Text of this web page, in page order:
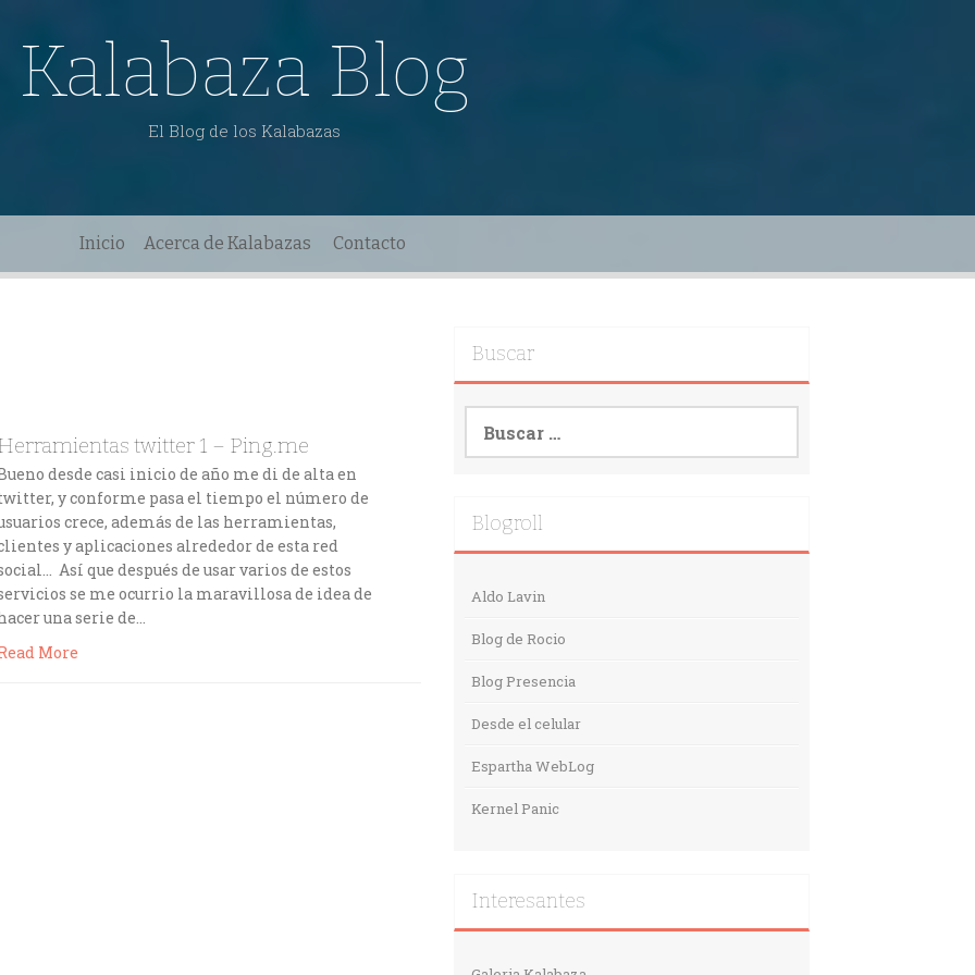
Kalabaza Blog
El Blog de los Kalabazas
Inicio Acerca de Kalabazas Contacto
twitter 1 – Ping.me
desde casi inicio de año me di de alta en
y conforme pasa el tiempo el número de
crece, además de las herramientas,
y aplicaciones alrededor de esta red
Así que después de usar varios de estos
se me ocurrio la maravillosa de idea de
una serie de…
More
Buscar
Buscar:
Blogroll
Aldo Lavin
Blog de Rocio
Blog Presencia
Desde el celular
Espartha WebLog
Kernel Panic
Interesantes